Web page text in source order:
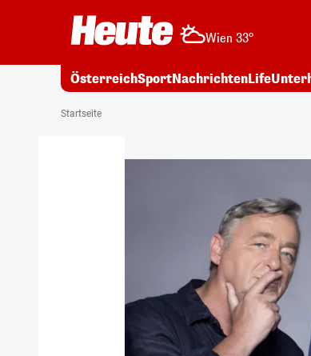
Wien 33°
ÖsterreichSportNachrichtenLife
Startseite